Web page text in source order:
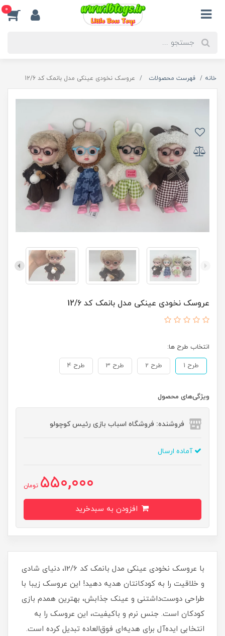
0
خانه فهرست محصولات عروسک نخودی عینکی مدل بانمک کد 12/6
عروسک نخودی عینکی مدل بانمک کد 12/6
انتخاب طرح ها:
طرح 1 طرح 2 طرح 3 طرح 4
ویژگی‌های محصول
فروشنده: فروشگاه اسباب بازی رئیس کوچولو
آماده ارسال
550,000 تومان
با عروسک نخودی عینکی مدل بانمک کد 12/6، دنیای شادی
و خلاقیت را به کودکانتان هدیه دهید! این عروسک زیبا با
طراحی دوست‌داشتنی و عینک جذابش، بهترین همدم بازی
کودکان است. جنس نرم و باکیفیت، این عروسک را به
انتخابی ایده‌آل برای هدیه‌ای فوق‌العاده تبدیل کرده است.